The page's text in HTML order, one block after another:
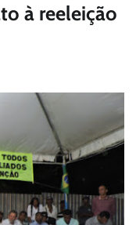
à reeleição